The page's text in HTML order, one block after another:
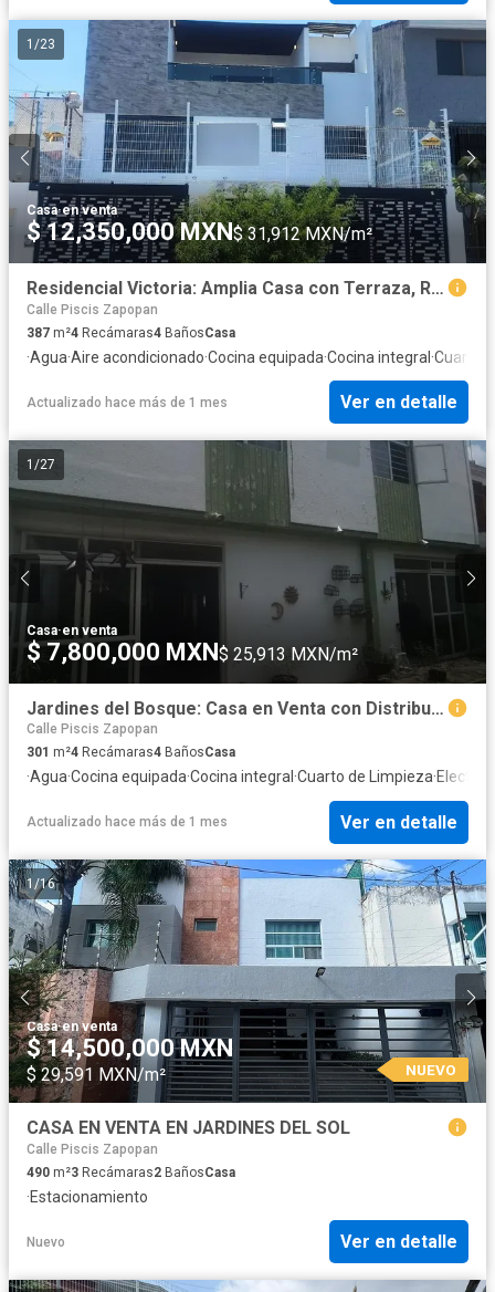
1 /23
Casa·en venta
$ 12,350,000 MXN$ 31,912 MXN/m²
Residencial Victoria: Amplia Casa con Terraza, Roof Top y Sala de Entretenimiento
Calle Piscis Zapopan
387 m²4 Recámaras4 BañosCasa
·Agua·Aire acondicionado·Cocina equipada·Cocina integral ·Cuarto
Actualizado hace más de 1 mes Ver en detalle
1 /27
Casa·en venta
$ 7,800,000 MXN$ 25,913 MXN/m²
Jardines del Bosque: Casa en Venta con Distribución Funcional y Ubicación Estratégica
Calle Piscis Zapopan
301 m²4 Recámaras4 BañosCasa
·Agua·Cocina equipada·Cocina integral ·Cuarto de Limpieza·
Actualizado hace más de 1 mes Ver en detalle
1/16
Casa·en venta
$ 14,500,000 MXN
$ 29,591 MXN/m² NUEVO
CASA EN VENTA EN JARDINES DEL SOL
Calle Piscis Zapopan
490 m²3 Recámaras2 BañosCasa
·Estacionamiento
Nuevo Ver en detalle